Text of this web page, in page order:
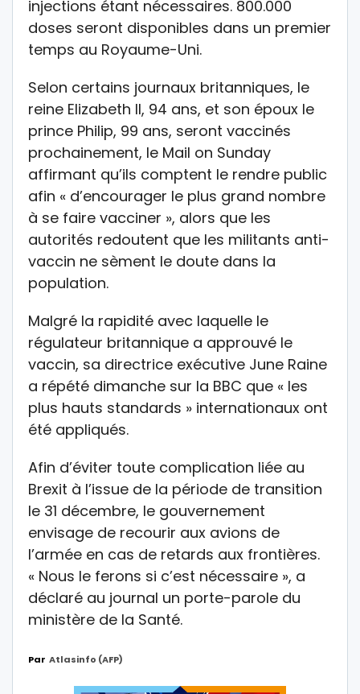
injections étant nécessaires. 800.000
doses seront disponibles dans un premier
temps au Royaume-Uni.
Selon certains journaux britanniques, le
reine Elizabeth II, 94 ans, et son époux le
prince Philip, 99 ans, seront vaccinés
prochainement, le Mail on Sunday
affirmant qu’ils comptent le rendre public
afin « d’encourager le plus grand nombre
à se faire vacciner », alors que les
autorités redoutent que les militants anti-
vaccin ne sèment le doute dans la
population.
Malgré la rapidité avec laquelle le
régulateur britannique a approuvé le
vaccin, sa directrice exécutive June Raine
a répété dimanche sur la BBC que « les
plus hauts standards » internationaux ont
été appliqués.
Afin d’éviter toute complication liée au
Brexit à l’issue de la période de transition
le 31 décembre, le gouvernement
envisage de recourir aux avions de
l’armée en cas de retards aux frontières.
« Nous le ferons si c’est nécessaire », a
déclaré au journal un porte-parole du
ministère de la Santé.
Par Atlasinfo (AFP)